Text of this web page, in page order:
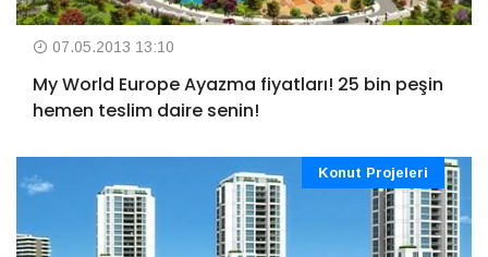
07.05.2013 13:10
My World Europe Ayazma fiyatları! 25 bin peşin
hemen teslim daire senin!
Konut Projeleri